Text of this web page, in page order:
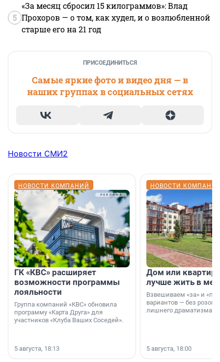
5
«За месяц сбросил 15 килограммов»: Влад
Прохоров — о том, как худел, и о возлюбленной
старше его на 21 год
ПРИСОЕДИНИТЬСЯ
Самые яркие фото и видео дня — в
наших группах в социальных сетях
Новости СМИ2
НОВОСТИ КОМПАНИЙ
ГК «КВС» расширяет
возможности программы
лояльности
Группа компаний «КВС» обновила
программу «Карта Друга» для
участников «Клуба Ваших Соседей».
5 августа, 18:13
НОВОСТИ
Дом или
лучше жить в
Взвешиваем «за» и
вариантов — без
лишнего драматизма.
5 августа, 18:00